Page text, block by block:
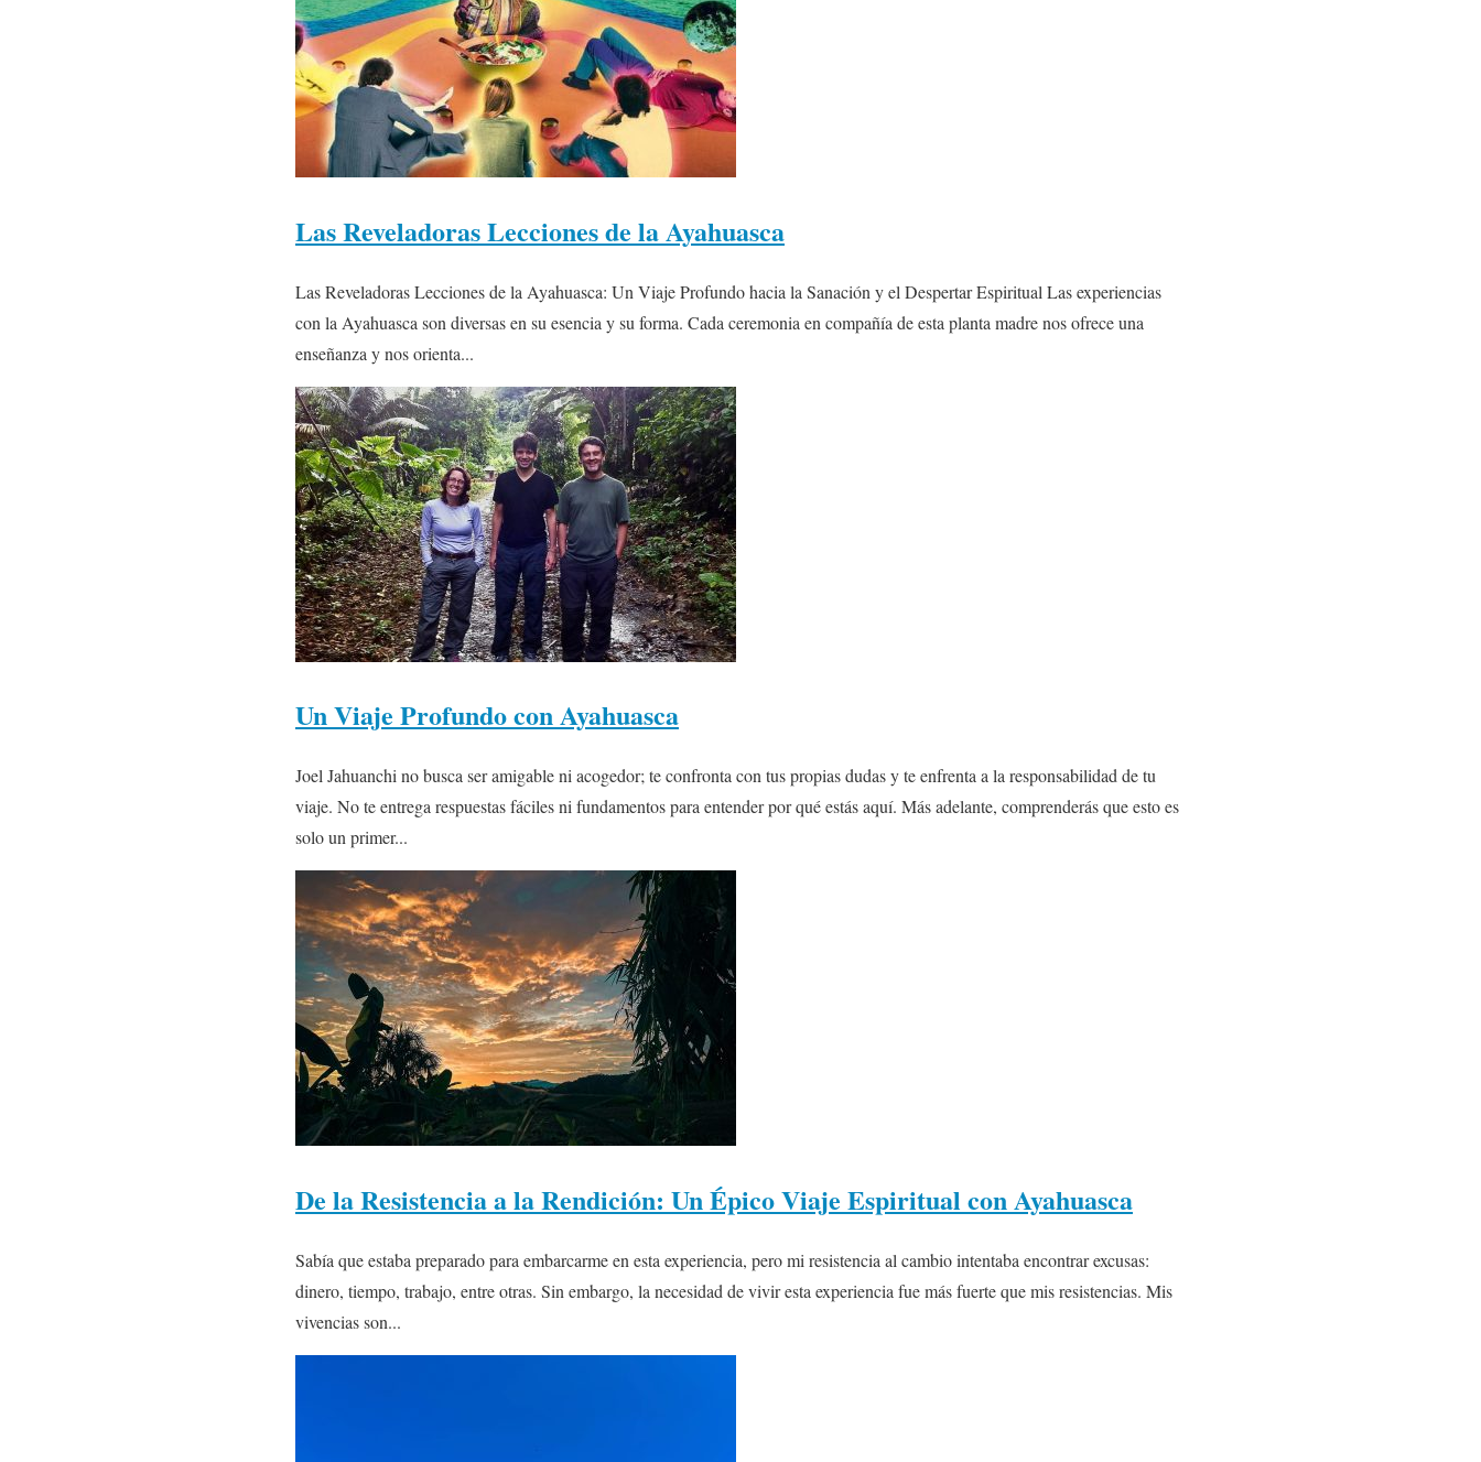
Las Reveladoras Lecciones de la Ayahuasca
Las Reveladoras Lecciones de la Ayahuasca: Un Viaje Profundo hacia la Sanación y el Despertar Espiritual Las experiencias
con la Ayahuasca son diversas en su esencia y su forma. Cada ceremonia en compañía de esta planta madre nos ofrece una
enseñanza y nos orienta...
Un Viaje Profundo con Ayahuasca
Joel Jahuanchi no busca ser amigable ni acogedor; te confronta con tus propias dudas y te enfrenta a la responsabilidad de tu
viaje. No te entrega respuestas fáciles ni fundamentos para entender por qué estás aquí. Más adelante, comprenderás que esto es
solo un primer...
De la Resistencia a la Rendición: Un Épico Viaje Espiritual con Ayahuasca
Sabía que estaba preparado para embarcarme en esta experiencia, pero mi resistencia al cambio intentaba encontrar excusas:
dinero, tiempo, trabajo, entre otras. Sin embargo, la necesidad de vivir esta experiencia fue más fuerte que mis resistencias. Mis
vivencias son...